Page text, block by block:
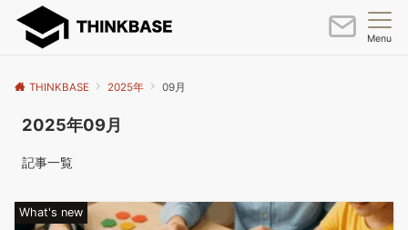
Menu
THINKBASE 2025年 09月
2025年09月
記事一覧
What's new